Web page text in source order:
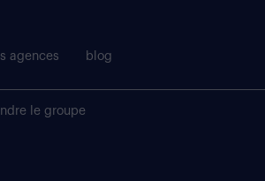
agences blog
le groupe